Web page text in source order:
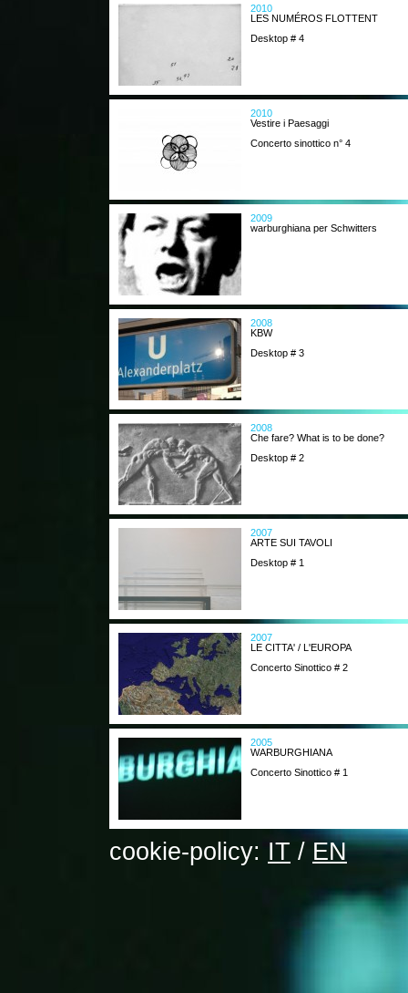
2010
LES NUMÉROS FLOTTENT
Desktop # 4
2010
Vestire i Paesaggi
Concerto sinottico n° 4
2009
warburghiana per Schwitters
2008
KBW
Desktop # 3
2008
Che fare? What is to be done?
Desktop # 2
2007
ARTE SUI TAVOLI
Desktop # 1
2007
LE CITTA' / L'EUROPA
Concerto Sinottico # 2
2005
WARBURGHIANA
Concerto Sinottico # 1
cookie-policy: IT / EN